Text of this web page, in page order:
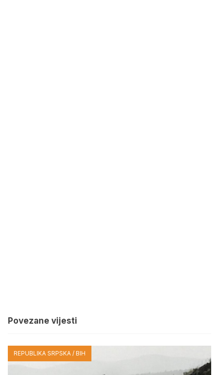
Povezane vijesti
REPUBLIKA SRPSKA / BIH